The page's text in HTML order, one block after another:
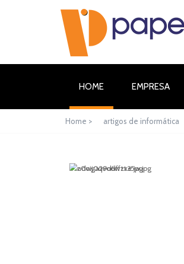
HOME (CURRENT)EMPRESA
Home > artigos de informática